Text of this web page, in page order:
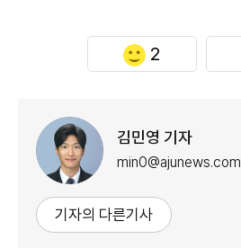
2
김민영 기자
min0@ajunews.com
기자의 다른기사